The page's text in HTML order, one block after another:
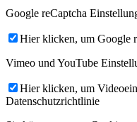
Google reCaptcha
Hier klicken, um Google
Vimeo und YouTube
Hier klicken, um
Datenschutzrichtlinie